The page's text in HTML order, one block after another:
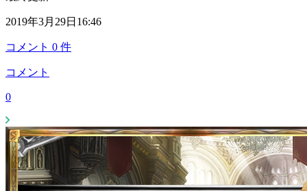
2019年3月29日16:46
コメント 0 件
コメント
0